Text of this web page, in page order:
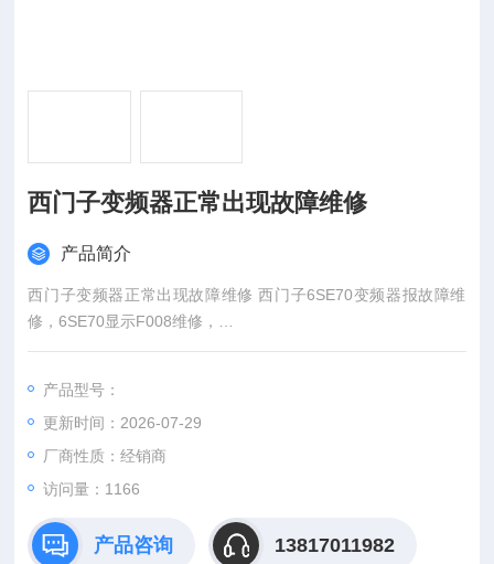
西门子变频器正常出现故障维修
产品简介
西门子变频器正常出现故障维修 西门子6SE70变频器报故障维
修，6SE70显示F008维修，
6SE70G92+C23维修，西门子6SE70变频器PSU电源板维修，6
示F020维修F010维修，6SE70报F011故障维修，F023维修，西
门子6SE70驱动片维修，西门子6SE70陶瓷片维修，6SE70启动
显示F
产品型号：
更新时间：2026-07-29
厂商性质：经销商
访问量：1166
产品咨询 13817011982